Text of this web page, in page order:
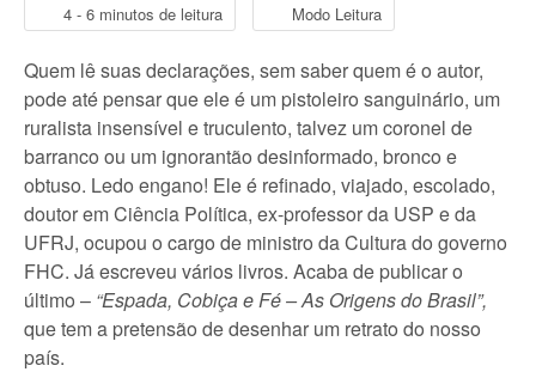
4 - 6 minutos de leitura Modo Leitura
Quem lê suas declarações, sem saber quem é o autor,
pode até pensar que ele é um pistoleiro sanguinário, um
ruralista insensível e truculento, talvez um coronel de
barranco ou um ignorantão desinformado, bronco e
obtuso. Ledo engano! Ele é refinado, viajado, escolado,
doutor em Ciência Política, ex-professor da USP e da
UFRJ, ocupou o cargo de ministro da Cultura do governo
FHC. Já escreveu vários livros. Acaba de publicar o
último – “Espada, Cobiça e Fé – As Origens do Brasil”,
que tem a pretensão de desenhar um retrato do nosso
país.